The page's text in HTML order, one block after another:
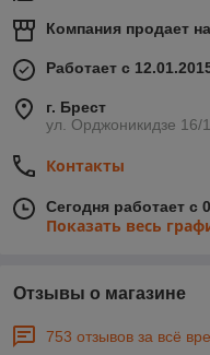
Компания продает на
Работает с
г. Брест
ул. Орджоникидзе 16/
Контакты
Сегодня работает с
Показать весь
Отзывы о магазине
753 отзывов за всё